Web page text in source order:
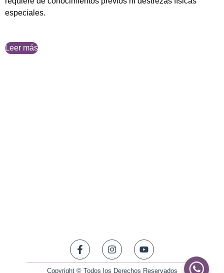
especiales.
Leer más
Copyright © Todos los Derechos Reservados